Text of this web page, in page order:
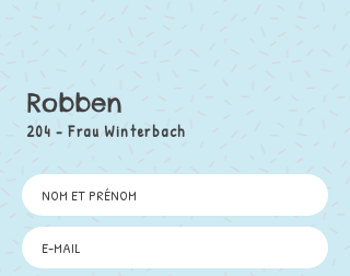
Robben
204 - Frau Winterbach